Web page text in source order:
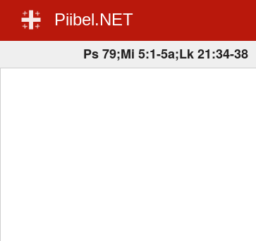
Piibel.NET
Ps 79;Mi 5:1-5a;Lk 21:34-38